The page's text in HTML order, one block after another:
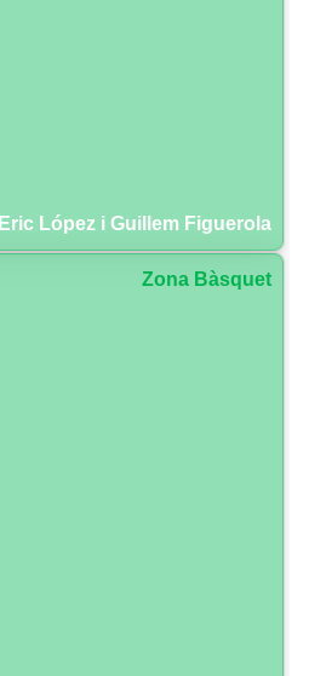
Eric López i Guillem Figuerola
Zona Bàsquet